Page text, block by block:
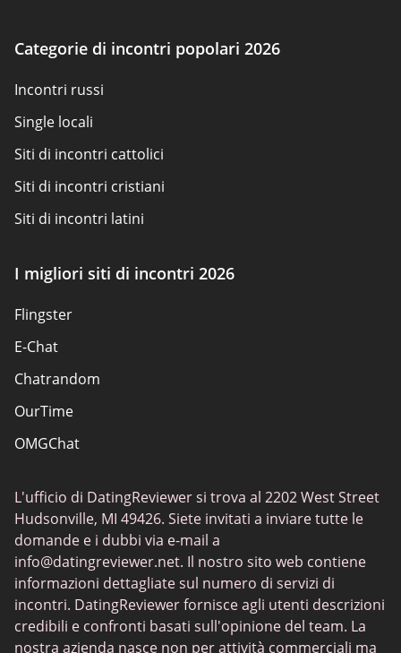
Politica sui cookie
Categorie di incontri popolari 2026
Incontri russi
Single locali
Siti di incontri cattolici
Siti di incontri cristiani
Siti di incontri latini
Siti scambisti
Siti di incontri popolari
Siti di incontri
App di incontri Elite
Incontri classici
I migliori siti di incontri
I migliori siti di incontri 2026
Flingster
E-Chat
Chatrandom
OurTime
OMGChat
Fruzo
Chat Avenue
TenderMeets
Chatspin
Tinder
L'ufficio di DatingReviewer si trova al 2202 West Street
Hudsonville, MI 49426. Siete invitati a inviare tutte le
domande e i dubbi via e-mail a
info@datingreviewer.net. Il nostro sito web contiene
informazioni dettagliate sul numero di servizi di
incontri. DatingReviewer fornisce agli utenti descrizioni
credibili e confronti basati sull'opinione del team. La
nostra azienda nasce non per attività commerciali ma